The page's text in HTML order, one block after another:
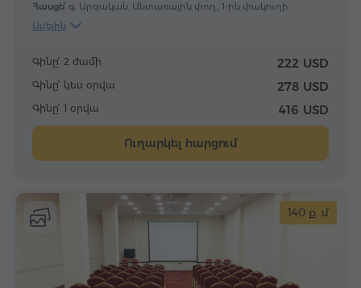
Հասցե՝ գ. Արզական, Անտառային փող., 1-ին փակուղի
Ավելին
Գինը՝ 2 ժամի 222 USD
Գինը՝ կես օրվա 278 USD
Գինը՝ 1 օրվա 416 USD
Ուղարկել հարցում
140 ք. մ